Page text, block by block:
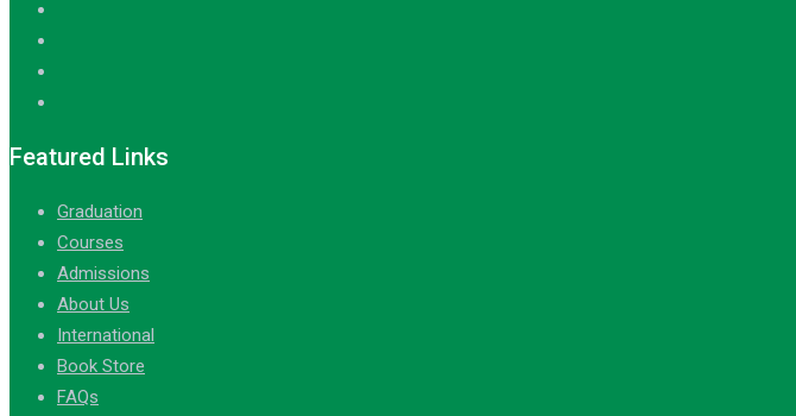
Featured Links
Graduation
Courses
Admissions
About Us
International
Book Store
FAQs